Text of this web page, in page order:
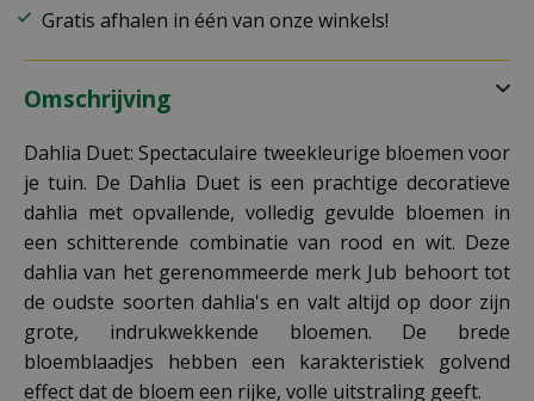
Gratis afhalen in één van onze winkels!
Omschrijving
Dahlia Duet: Spectaculaire tweekleurige bloemen voor
je tuin. De Dahlia Duet is een prachtige decoratieve
dahlia met opvallende, volledig gevulde bloemen in
een schitterende combinatie van rood en wit. Deze
dahlia van het gerenommeerde merk Jub behoort tot
de oudste soorten dahlia's en valt altijd op door zijn
grote, indrukwekkende bloemen. De brede
bloemblaadjes hebben een karakteristiek golvend
effect dat de bloem een rijke, volle uitstraling geeft.